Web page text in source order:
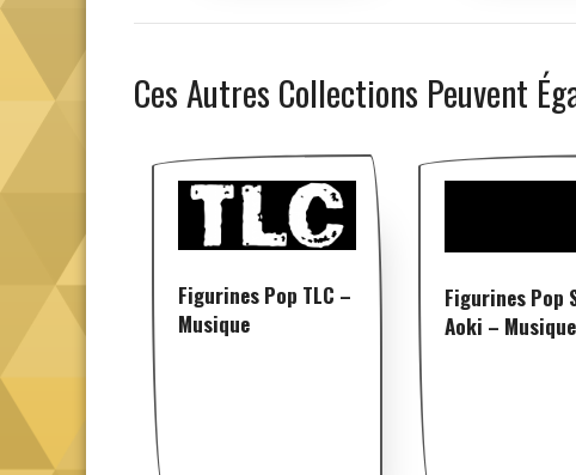
Ces Autres Collections Peuvent
Figurines Pop TLC –
Musique
Figurines Pop
Aoki – Musique